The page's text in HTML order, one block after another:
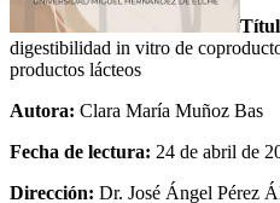
digestibilidad in vitro de
productos lácteos
Autora: Clara María Muñoz Bas
Fecha de lectura: 24 de abril de
Dirección: Dr. José Ángel Pérez